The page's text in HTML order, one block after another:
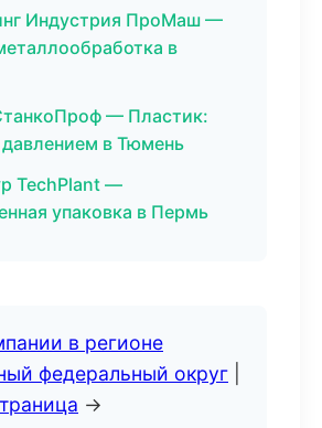
Индустрия ПроМаш —
в
— Пластик:
в Тюмень
TechPlant —
упаковка в Пермь
в регионе
федеральный округ
→